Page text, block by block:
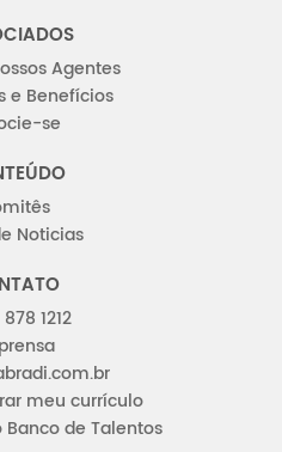
Agentes
e Benefícios
se
Noticias
1212
meu currículo
Banco de Talentos